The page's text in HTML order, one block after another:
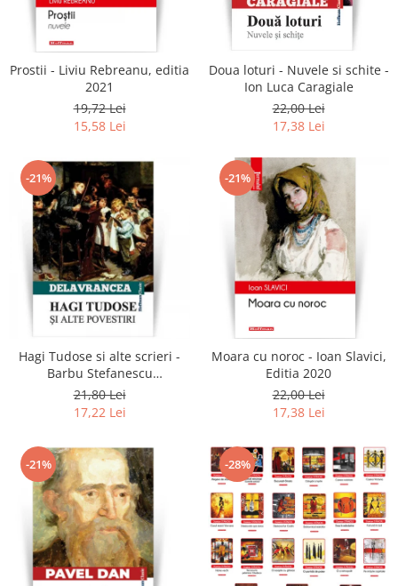
Literatura
Clasica
Contemporana
Non-fictiune
Calatorii
Memorii
Publicistica / Reportaje / Interviuri
Stiinte umaniste
Istorie
Sociologie si filozofie
Prostii - Liviu Rebreanu, editia
2021
19,72 Lei
15,58 Lei
Doua loturi - Nuvele si schite -
Ion Luca Caragiale
22,00 Lei
17,38 Lei
-21%
Hagi Tudose si alte scrieri -
Barbu Stefanescu
Delavrancea
21,80 Lei
17,22 Lei
-21%
Moara cu noroc - Ioan Slavici,
Editia 2020
22,00 Lei
17,38 Lei
-21% -28%